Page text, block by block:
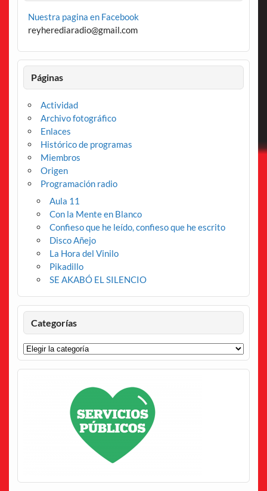
Nuestra pagina en Facebook
reyherediaradio@gmail.com
Páginas
Actividad
Archivo fotográfico
Enlaces
Histórico de programas
Miembros
Origen
Programación radio
Aula 11
Con la Mente en Blanco
Confieso que he leído, confieso que he escrito
Disco Añejo
La Hora del Vinilo
Pikadillo
SE AKABÓ EL SILENCIO
Categorías
Categorías